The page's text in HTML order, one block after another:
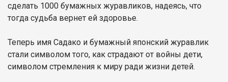
сделать 1000 бумажных журавликов, надеясь, что
тогда судьба вернет ей здоровье.
Теперь имя Садако и бумажный японский журавлик
стали символом того, как страдают от войны дети,
символом стремления к миру ради жизни детей.